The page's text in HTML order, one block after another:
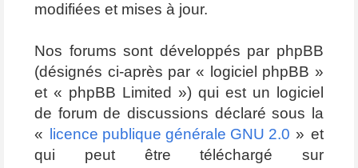
modifiées et mises à jour.
Nos forums sont développés par phpBB
(désignés ci-après par « logiciel phpBB »
et « phpBB Limited ») qui est un logiciel
de forum de discussions déclaré sous la
«
licence publique générale GNU 2.0 » et
qui peut être téléchargé sur